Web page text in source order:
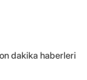
dakika haberleri